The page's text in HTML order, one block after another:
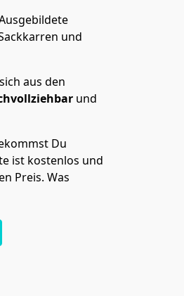
und
aus den
und
Du
ist kostenlos und
Preis. Was